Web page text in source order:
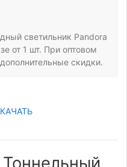
светильник Pandora
от 1 шт. При оптовом
скидки.